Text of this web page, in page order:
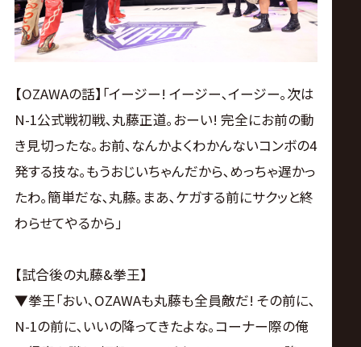
【OZAWAの話】｢イージー! イージー､イージー｡次は
N-1公式戦初戦､丸藤正道｡おーい! 完全にお前の動
き見切ったな｡お前､なんかよくわかんないコンボの4
発する技な｡もうおじいちゃんだから､めっちゃ遅かっ
たわ｡簡単だな､丸藤｡まあ､ケガする前にサクッと終
わらせてやるから｣
【試合後の丸藤&拳王】
▼拳王｢おい､OZAWAも丸藤も全員敵だ! その前に､
N-1の前に､いいの降ってきたよな｡コーナー際の俺